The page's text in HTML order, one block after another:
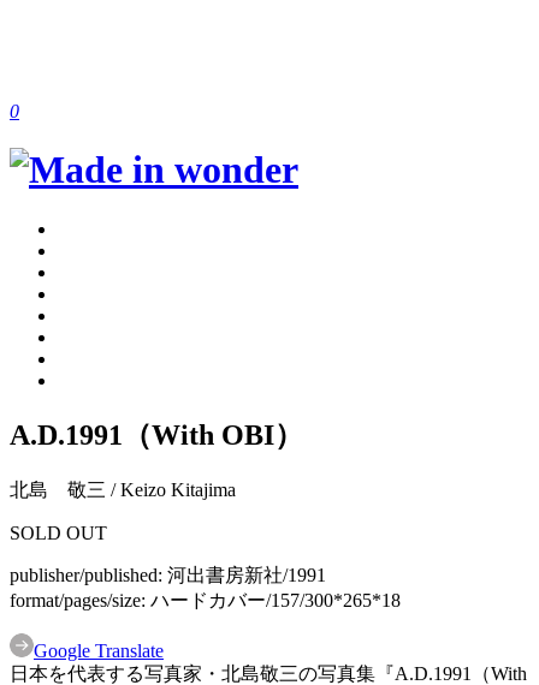
0
A.D.1991（With OBI）
北島 敬三 / Keizo Kitajima
SOLD OUT
publisher/published: 河出書房新社/1991
format/pages/size: ハードカバー/157/300*265*18
Google Translate
日本を代表する写真家・北島敬三の写真集『A.D.1991（With